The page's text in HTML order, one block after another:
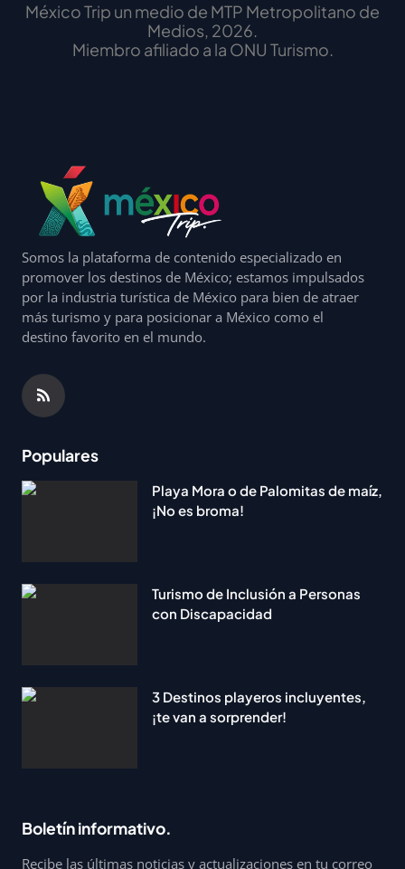
México Trip un medio de MTP Metropolitano de
Medios, 2026.
Miembro afiliado a la ONU Turismo.
Somos la plataforma de contenido especializado en
promover los destinos de México; estamos impulsados
por la industria turística de México para bien de atraer
más turismo y para posicionar a México como el
destino favorito en el mundo.
Populares
Playa Mora o de Palomitas de maíz,
¡No es broma!
Turismo de Inclusión a Personas
con Discapacidad
3 Destinos playeros incluyentes,
¡te van a sorprender!
Boletín informativo.
Recibe las últimas noticias y actualizaciones en tu correo